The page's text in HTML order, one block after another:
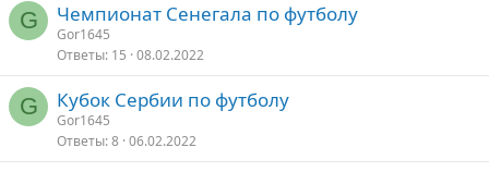
G Чемпионат Сенегала по футболу
Gor1645
Ответы 15 08.02.2022
G Кубок Сербии по футболу
Gor1645
Ответы 8 06.02.2022